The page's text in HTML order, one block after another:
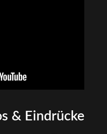
& Eindrücke